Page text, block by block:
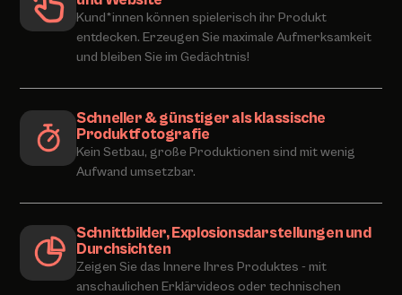
Kund*innen können spielerisch ihr Produkt
entdecken. Erzeugen Sie maximale Aufmerksamkeit
und bleiben Sie im Gedächtnis!
Schneller & günstiger als klassische
Produktfotografie
Kein Setbau, große Produktionen sind mit wenig
Aufwand umsetzbar.
Schnittbilder, Explosionsdarstellungen und
Durchsichten
Zeigen Sie das Innere Ihres Produktes - mit
anschaulichen Erklärvideos oder technischen